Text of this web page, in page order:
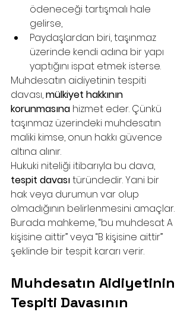
ödeneceği tartışmalı hale
gelirse,
Paydaşlardan biri, taşınmaz
üzerinde kendi adına bir yapı
yaptığını ispat etmek isterse.
Muhdesatın aidiyetinin tespiti
davası, mülkiyet hakkının
korunmasına hizmet eder. Çünkü
taşınmaz üzerindeki muhdesatın
maliki kimse, onun hakkı güvence
altına alınır.
Hukuki niteliği itibarıyla bu dava,
tespit davası türündedir. Yani bir
hak veya durumun var olup
olmadığının belirlenmesini amaçlar.
Burada mahkeme, “bu muhdesat A
kişisine aittir” veya “B kişisine aittir”
şeklinde bir tespit kararı verir.
Muhdesatın Aidiyetinin
Tespiti Davasının